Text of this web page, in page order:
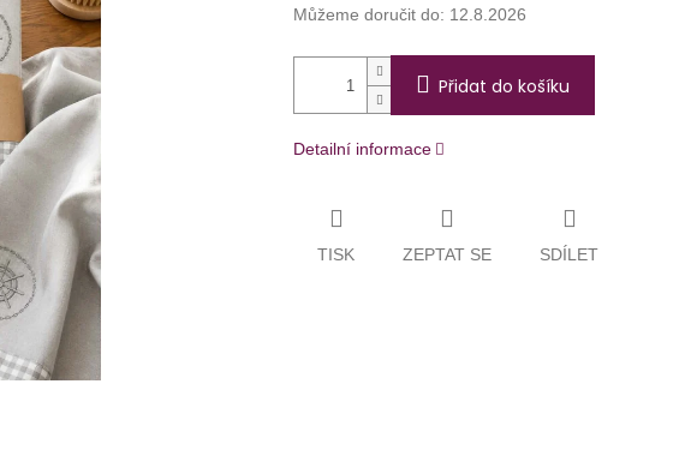
Můžeme doručit do: 12.8.2026
Přidat do košíku
Detailní informace
TISK ZEPTAT SE SDÍLET